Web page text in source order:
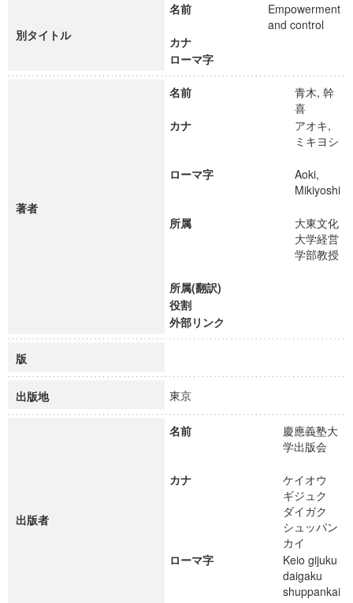
別タイトル
名前
Empowerment
and control
カナ
ローマ字
著者
名前
青木, 幹
喜
カナ
アオキ,
ミキヨシ
ローマ字
Aoki,
Mikiyoshi
所属
大東文化
大学経営
学部教授
所属(翻訳)
役割
外部リンク
版
出版地 東京
出版者
名前
慶應義塾大
学出版会
カナ
ケイオウ
ギジュク
ダイガク
シュッパン
カイ
ローマ字
Keio gijuku
daigaku
shuppankai